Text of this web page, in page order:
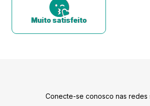
Muito satisfeito
Conecte-se conosco nas redes